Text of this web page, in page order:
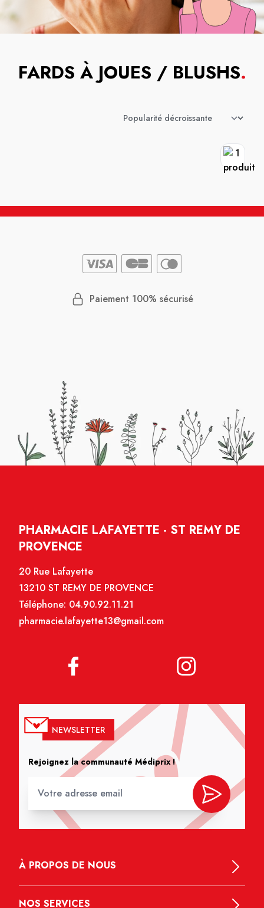
FARDS À JOUES / BLUSHS.
Paiement 100% sécurisé
PHARMACIE LAFAYETTE - ST REMY DE
PROVENCE
20 Rue Lafayette
13210 ST REMY DE PROVENCE
Téléphone: 04.90.92.11.21
pharmacie.lafayette13@gmail.com
NEWSLETTER
Rejoignez la communauté Médiprix !
À PROPOS DE NOUS
NOS SERVICES